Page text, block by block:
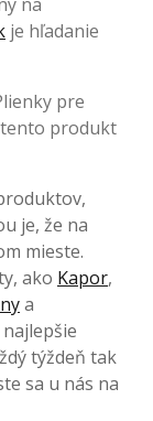
je hľadanie
pre
tento produkt
je, že na
mieste.
ako Kapor,
a
týždeň tak
sa u nás na